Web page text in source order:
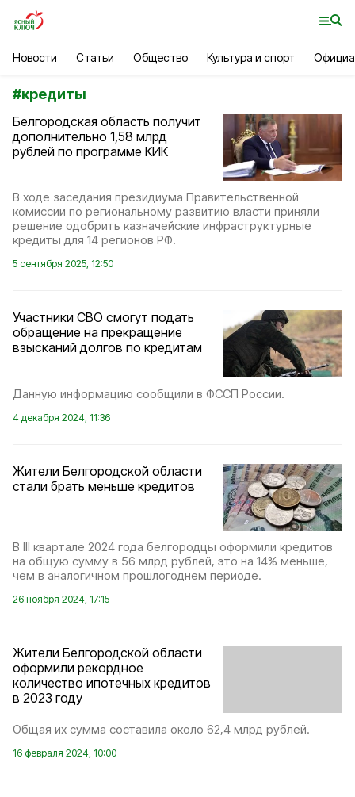
Новости Статьи Общество Культура и спорт
#кредиты
Белгородская область получит
дополнительно 1,58 млрд
рублей по программе КИК
В ходе заседания президиума Правительственной
комиссии по региональному развитию власти приняли
решение одобрить казначейские инфраструктурные
кредиты для 14 регионов РФ.
5 сентября 2025, 12:50
Участники СВО смогут подать
обращение на прекращение
взысканий долгов по кредитам
Данную информацию сообщили в ФССП России.
4 декабря 2024, 11:36
Жители Белгородской области
стали брать меньше кредитов
В III квартале 2024 года белгородцы оформили кредитов
на общую сумму в 56 млрд рублей, это на 14% меньше,
чем в аналогичном прошлогоднем периоде.
26 ноября 2024, 17:15
Жители Белгородской области
оформили рекордное
количество ипотечных кредитов
в 2023 году
Общая их сумма составила около 62,4 млрд рублей.
16 февраля 2024, 10:00